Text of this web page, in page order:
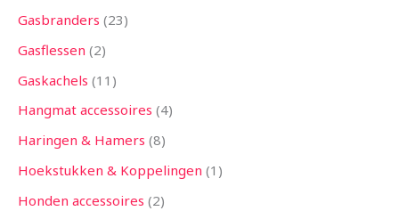
Gasbranders 23
Gasflessen 2
Gaskachels 11
Hangmat accessoires 4
Haringen & Hamers 8
Hoekstukken & Koppelingen 1
Honden accessoires 2